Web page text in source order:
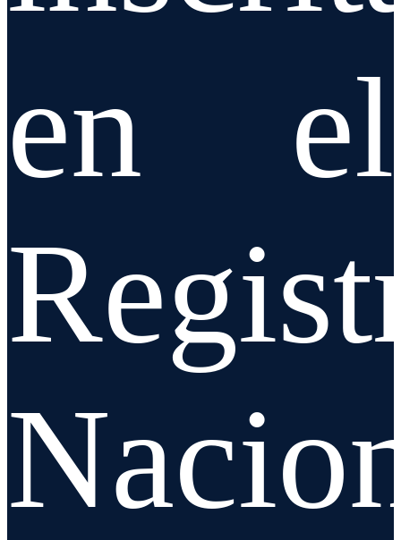
en el